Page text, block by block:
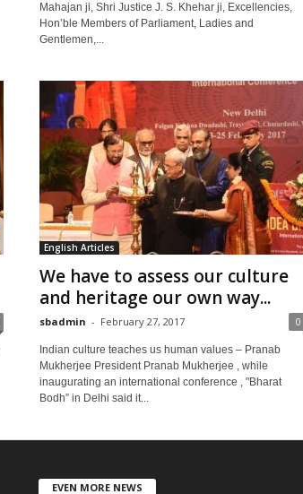
Mahajan ji, Shri Justice J. S. Khehar ji, Excellencies,
Hon’ble Members of Parliament, Ladies and
Gentlemen,...
English Articles
We have to assess our culture
and heritage our own way...
sbadmin - February 27, 2017 0
Indian culture teaches us human values – Pranab
Mukherjee President Pranab Mukherjee , while
inaugurating an international conference , "Bharat
Bodh” in Delhi said it...
EVEN MORE NEWS